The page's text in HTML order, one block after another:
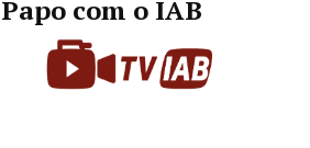
Papo com o IAB